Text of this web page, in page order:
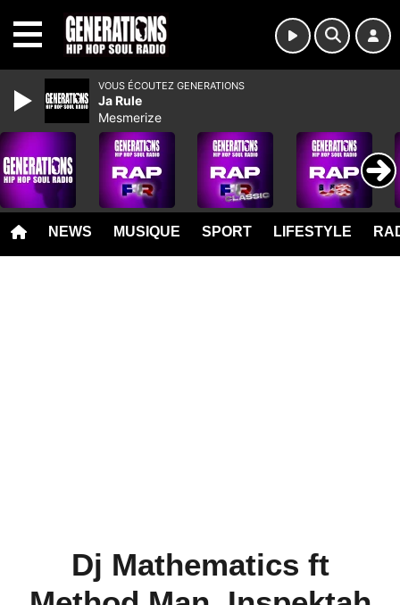
NEWS MUSIQUE SPORT LIFESTYLE
Dj Mathematics ft
VOUS ÉCOUTEZ GENERATIONS
Ja Rule
Mesmerize